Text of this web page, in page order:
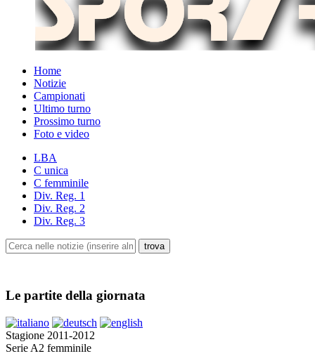
Home
Notizie
Campionati
Ultimo turno
Prossimo turno
Foto e video
LBA
C unica
C femminile
Div. Reg. 1
Div. Reg. 2
Div. Reg. 3
Le partite della giornata
Stagione 2011-2012
Serie A2 femminile